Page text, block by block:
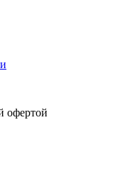
офертой